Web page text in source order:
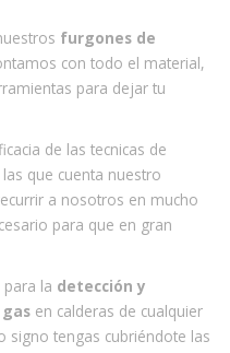
furgones de
con todo el material,
para dejar tu
de las tecnicas de
que cuenta nuestro
a nosotros en mucho
para que en gran
la detección y
en calderas de cualquier
signo tengas cubriéndote las